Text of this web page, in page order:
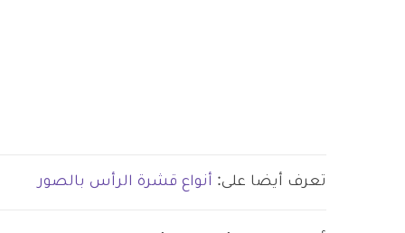
تعرف أيضا على: أنواع قشرة الرأس بالصور